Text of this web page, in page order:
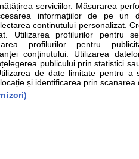
au scop informativ si educational.
pe sfatulmedicului.ro sa consultati
clinica
Pentru pacient
serviciilor. Măsurarea
informațiilor de pe un
conținutului personalizat.
Utilizarea profilurilor pentru
profilurilor pentru
conținutului. Utilizarea
publicului prin statistici
de date limitate pentru a
și identificarea prin scanarea